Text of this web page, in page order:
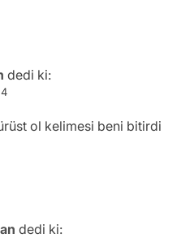
dedi ki:
ol kelimesi beni bitirdi
dedi ki: